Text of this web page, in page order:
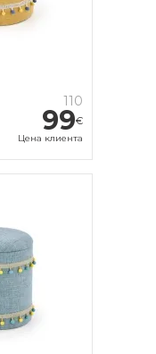
110
99€
Цена клиента